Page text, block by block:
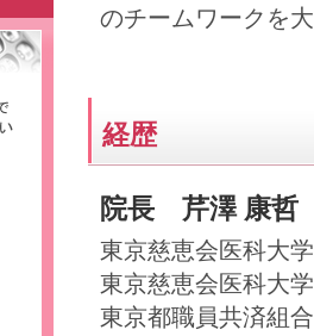
のチームワークを
経歴
院長 芹澤 康哲
東京慈恵会医科大
東京慈恵会医科大
東京都職員共済組